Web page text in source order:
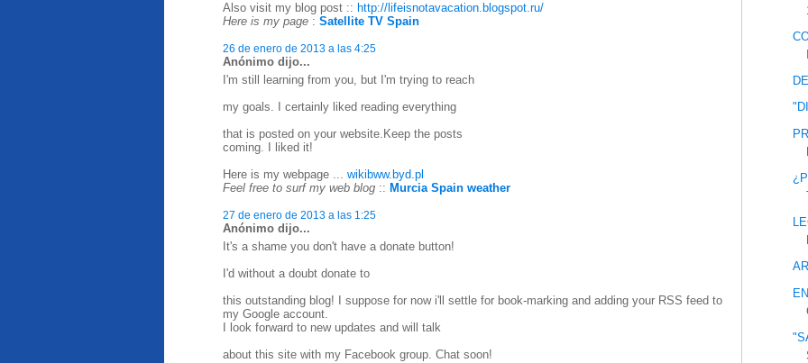
Also visit my blog post :: http://lifeisnotavacation.blogspot.ru/
Here is my page : Satellite TV Spain
26 de enero de 2013 a las 4:25
Anónimo dijo...
I'm still learning from you, but I'm trying to reach
my goals. I certainly liked reading everything
that is posted on your website.Keep the posts
coming. I liked it!
Here is my webpage ... wikibww.byd.pl
Feel free to surf my web blog :: Murcia Spain weather
27 de enero de 2013 a las 1:25
Anónimo dijo...
It's a shame you don't have a donate button!
I'd without a doubt donate to
this outstanding blog! I suppose for now i'll settle for book-marking and adding your RSS feed to
my Google account.
I look forward to new updates and will talk
about this site with my Facebook group. Chat soon!